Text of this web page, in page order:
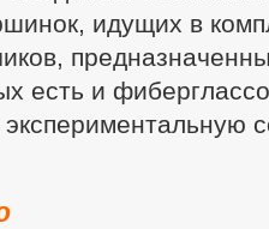
идущих в
есть и